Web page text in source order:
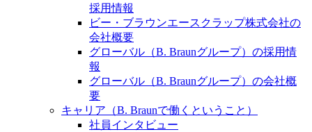
販売代理店さま向け情報​
お問合せ先、価格情報、E-Shopのご案内など販売店さ
ま向けの情報スペースです。
ができます。
お問合せ
採用情報
ビー・ブラウンエースクラップ株式会社の
会社概要
グローバル（B. Braunグループ）の採用情
報
グローバル（B. Braunグループ）の会社概
要
キャリア（B. Braunで働くということ）
社員インタビュー